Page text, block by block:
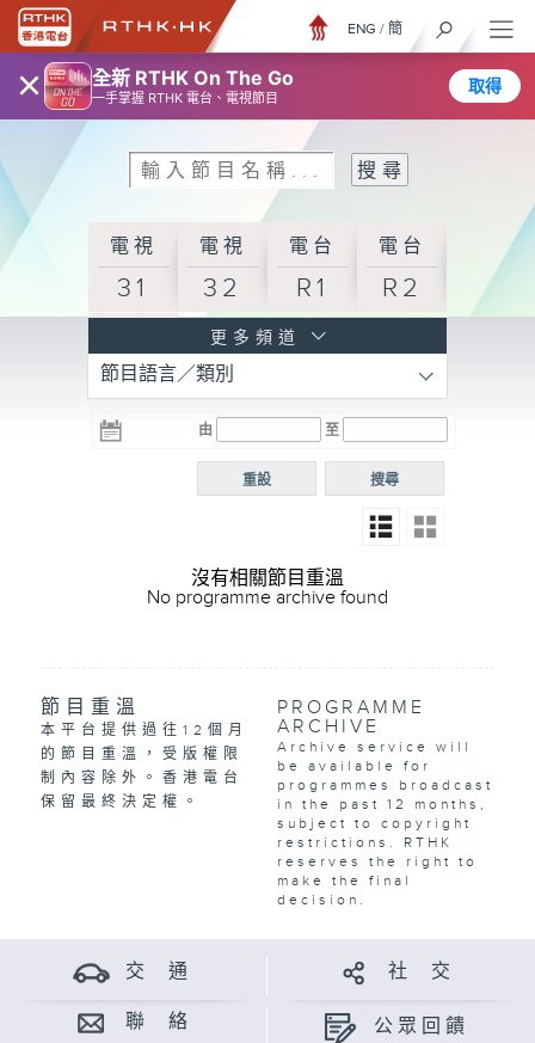
× 全新 RTHK On The Go
一手掌握 RTHK 電台、電視節目
取得
ENG / 簡
電視
31
電視
32
電台
R1
電台
R2
R3
電台 電台
R5
電台
普通
更多頻道
節目語言／類別
由 至
搜尋
重設
沒有相關節目重溫
No programme archive found
節目重溫
本平台提供過往12個月
的節目重溫，受版權限
制內容除外。香港電台
保留最終決定權。
PROGRAMME
ARCHIVE
Archive service will
be available for
programmes broadcast
in the past 12 months,
subject to copyright
restrictions. RTHK
reserves the right to
make the final
decision.
交 通 社 交
聯 絡 公眾回饋